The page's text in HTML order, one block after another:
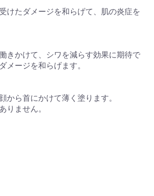
けたダメージを和らげて、肌の炎症を
きかけて、シワを減らす効果に期待で
メージを和らげます。
から首にかけて薄く塗ります。
りません。